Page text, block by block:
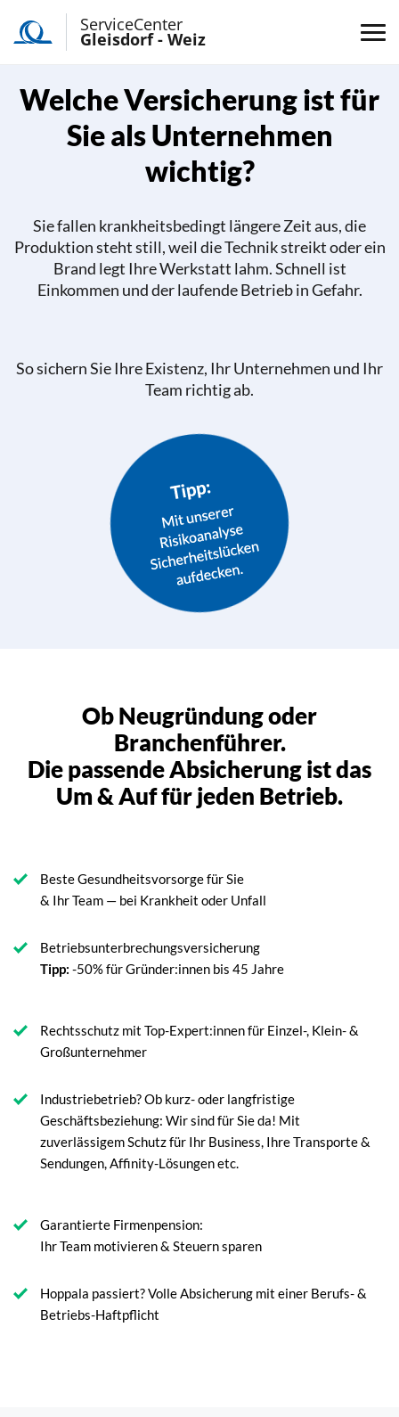
ServiceCenter
Gleisdorf - Weiz
Welche Versicherung ist für
Sie als Unternehmen
wichtig?
Sie fallen krankheitsbedingt längere Zeit aus, die
Produktion steht still, weil die Technik streikt oder ein
Brand legt Ihre Werkstatt lahm. Schnell ist
Einkommen und der laufende Betrieb in Gefahr.
So sichern Sie Ihre Existenz, Ihr Unternehmen und Ihr
Team richtig ab.
Ob Neugründung oder
Branchenführer.
Die passende Absicherung ist das
Um & Auf für jeden Betrieb.
Beste Gesundheitsvorsorge für Sie
& Ihr Team — bei Krankheit oder Unfall
Betriebsunterbrechungsversicherung
Tipp: -50% für Gründer:innen bis 45 Jahre
Rechtsschutz mit Top-Expert:innen für Einzel-, Klein- &
Großunternehmer
Industriebetrieb? Ob kurz- oder langfristige
Geschäftsbeziehung: Wir sind für Sie da! Mit
zuverlässigem Schutz für Ihr Business, Ihre Transporte &
Sendungen, Affinity-Lösungen etc.
Garantierte Firmenpension:
Ihr Team motivieren & Steuern sparen
Hoppala passiert? Volle Absicherung mit einer Berufs- &
Betriebs-Haftpflicht